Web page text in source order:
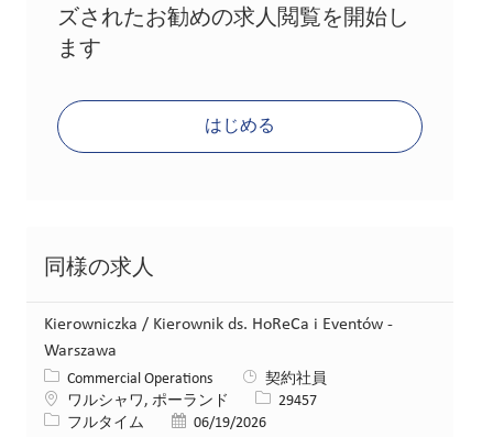
ズされたお勧めの求人閲覧を開始し
ます
はじめる
同様の求人
Kierowniczka / Kierownik ds. HoReCa i Eventów -
Warszawa
カテゴリー
Commercial Operations
契約社員
場所ワルシャワ, ポーランド 求人ID29457
役職フルタイム 投稿日06/19/2026